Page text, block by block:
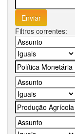
Filtros correntes: